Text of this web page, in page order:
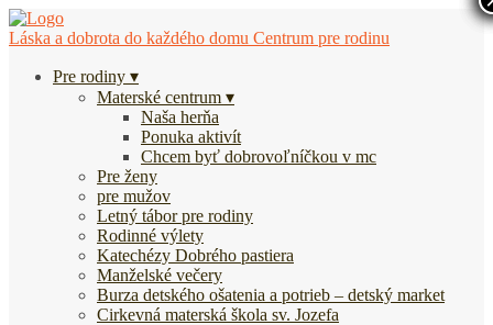
Láska a dobrota do každého domu Centrum pre rodinu
Pre rodiny
Materské centrum
Naša herňa
Ponuka aktivít
Chcem byť dobrovoľníčkou v mc
Pre ženy
pre mužov
Letný tábor pre rodiny
Rodinné výlety
Katechézy Dobrého pastiera
Manželské večery
Burza detského ošatenia a potrieb – detský market
Cirkevná materská škola sv. Jozefa